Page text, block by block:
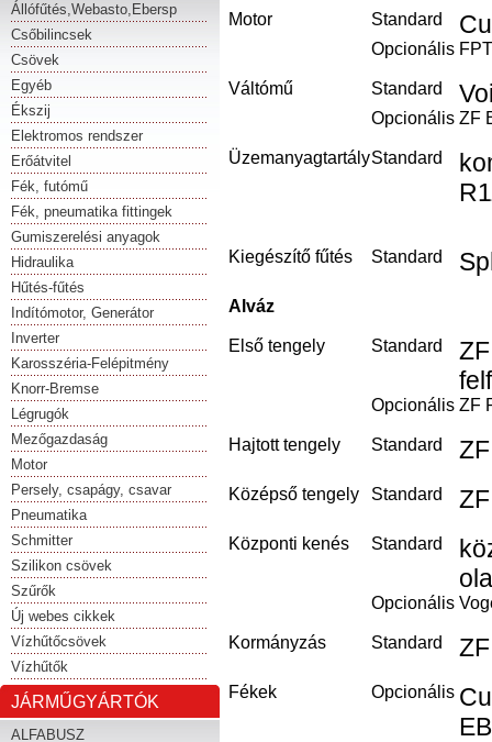
Állófűtés,Webasto,Ebersp
Csőbilincsek
Csövek
Egyéb
Ékszij
Elektromos rendszer
Erőátvitel
Fék, futómű
Fék, pneumatika fittingek
Gumiszerelési anyagok
Hidraulika
Hűtés-fűtés
Indítómotor, Generátor
Inverter
Karosszéria-Felépitmény
Knorr-Bremse
Légrugók
Mezőgazdaság
Motor
Persely, csapágy, csavar
Pneumatika
Schmitter
Szilikon csövek
Szűrők
Új webes cikkek
Vízhűtőcsövek
Vízhűtők
JÁRMŰGYÁRTÓK
ALFABUSZ
Motor Standard
Opcionális
Váltómű Standard
Opcionális ZF
ÜzemanyagtartályStandard
Kiegészítő fűtés Standard
Alváz
Első tengely Standard
Opcionális ZF
Hajtott tengely Standard
Középső tengely Standard
Központi kenés Standard
Opcionális
Kormányzás Standard
Fékek Opcionális